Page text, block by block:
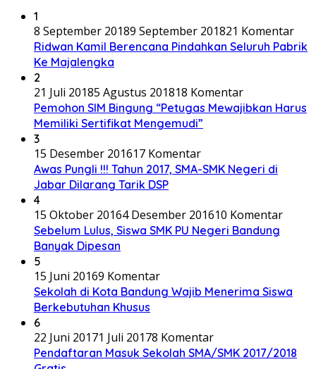
1
8 September 20189 September 201821 Komentar
Ridwan Kamil Berencana Pindahkan Seluruh Pabrik
Ke Majalengka
2
21 Juli 20185 Agustus 201818 Komentar
Pemohon SIM Bingung “Petugas Mewajibkan Harus
Memiliki Sertifikat Mengemudi”
3
15 Desember 201617 Komentar
Awas Pungli !!! Tahun 2017, SMA-SMK Negeri di
Jabar Dilarang Tarik DSP
4
15 Oktober 20164 Desember 201610 Komentar
Sebelum Lulus, Siswa SMK PU Negeri Bandung
Banyak Dipesan
5
15 Juni 20169 Komentar
Sekolah di Kota Bandung Wajib Menerima Siswa
Berkebutuhan Khusus
6
22 Juni 20171 Juli 20178 Komentar
Pendaftaran Masuk Sekolah SMA/SMK 2017/2018